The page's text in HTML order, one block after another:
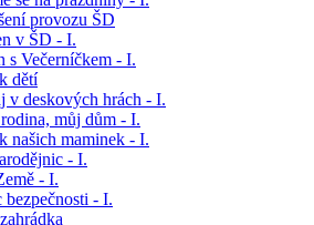
provozu ŠD
v ŠD - I.
s Večerníčkem - I.
dětí
v deskových hrách - I.
můj dům - I.
našich maminek - I.
- I.
- I.
bezpečnosti - I.